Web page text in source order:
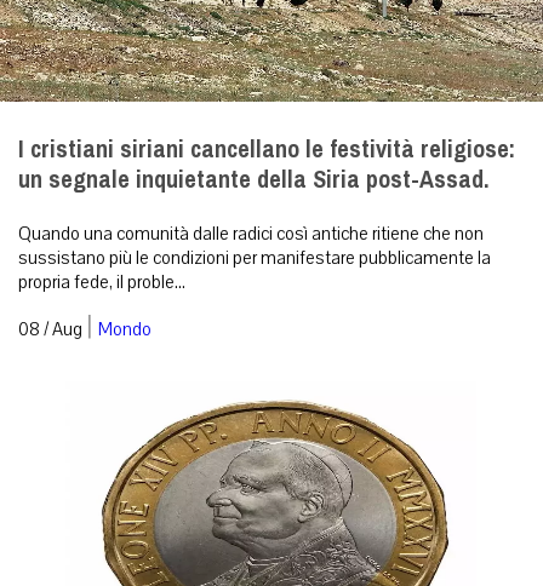
I cristiani siriani cancellano le festività religiose:
un segnale inquietante della Siria post-Assad.
Quando una comunità dalle radici così antiche ritiene che non
sussistano più le condizioni per manifestare pubblicamente la
propria fede, il proble...
08 / Aug | Mondo